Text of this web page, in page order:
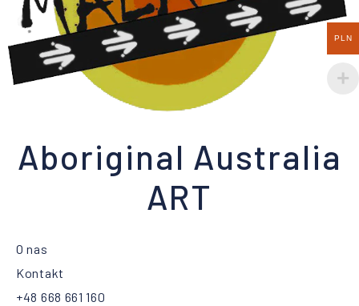
Aboriginal Australia
ART
O nas
Kontakt
+48 668 661 160
PLN